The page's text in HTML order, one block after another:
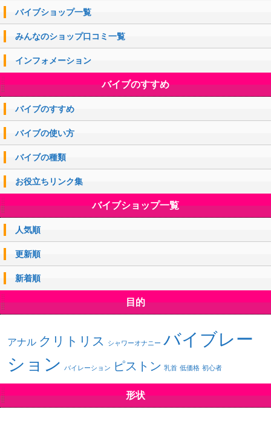
バイブショップ一覧
みんなのショップ口コミ一覧
インフォメーション
バイブのすすめ
バイブのすすめ
バイブの使い方
バイブの種類
お役立ちリンク集
バイブショップ一覧
人気順
更新順
新着順
目的
アナル クリトリス シャワーオナニー バイブレー
ション
バイレーション ピストン 乳首 低価格 初心者
形状